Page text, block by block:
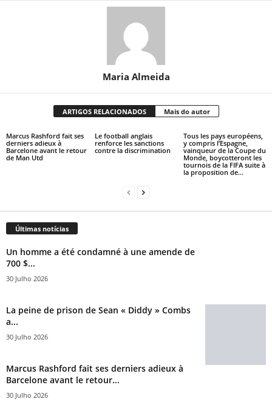
Maria Almeida
ARTIGOS RELACIONADOS Mais do autor
Marcus Rashford fait ses
derniers adieux à
Barcelone avant le retour
de Man Utd
Le football anglais
renforce les sanctions
contre la discrimination
Tous les pays européens,
y compris l’Espagne,
vainqueur de la Coupe du
Monde, boycotteront les
tournois de la FIFA suite à
la proposition de...
Últimas notícias
Un homme a été condamné à une amende de
700 $...
30 Julho 2026
La peine de prison de Sean « Diddy » Combs
a...
30 Julho 2026
Marcus Rashford fait ses derniers adieux à
Barcelone avant le retour...
30 Julho 2026